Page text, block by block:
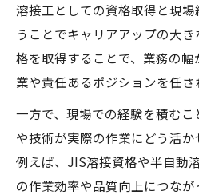
溶接工としての資格取得と現
うことでキャリアアップの大
格を取得することで、業務の
業や責任あるポジションを任さ
一方で、現場での経験を積む
や技術が実際の作業にどう活か
例えば、JIS溶接資格や半自動
の作業効率や品質向上につな